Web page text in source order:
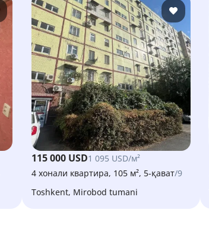
115 000 USD1 095 USD/м²
4 хонали квартира, 105 м², 5-қават/9
Toshkent, Mirobod tumani